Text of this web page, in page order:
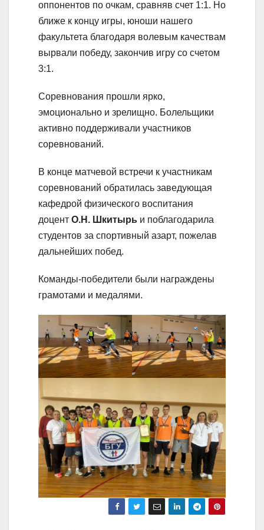
оппонентов по очкам, сравняв счет 1:1. Но
ближе к концу игры, юноши нашего
факультета благодаря волевым качествам
вырвали победу, закончив игру со счетом
3:1.
Соревнования прошли ярко,
эмоционально и зрелищно. Болельщики
активно поддерживали участников
соревнований.
В конце матчевой встречи к участникам
соревнований обратилась заведующая
кафедрой физического воспитания
доцент О.Н. Шкитырь и поблагодарила
студентов за спортивный азарт, пожелав
дальнейших побед.
Команды-победители были награждены
грамотами и медалями.